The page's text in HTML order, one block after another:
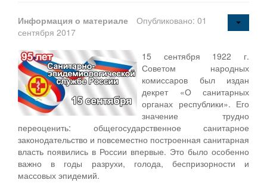
Информация о материале
Опубликовано: 01
сентября 2017
15 сентября 1922 г.
Советом народных
комиссаров был издан
декрет «О санитарных
органах республики». Его
значение трудно
переоценить: общегосударственное санитарное
законодательство и повсеместно построенная санитарная
власть появились в России впервые. Это было особенно
важно в годы разрухи, голода, беспризорности и
массовых эпидемий.